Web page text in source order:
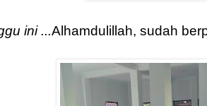
ini ...Alhamdulillah, sudah